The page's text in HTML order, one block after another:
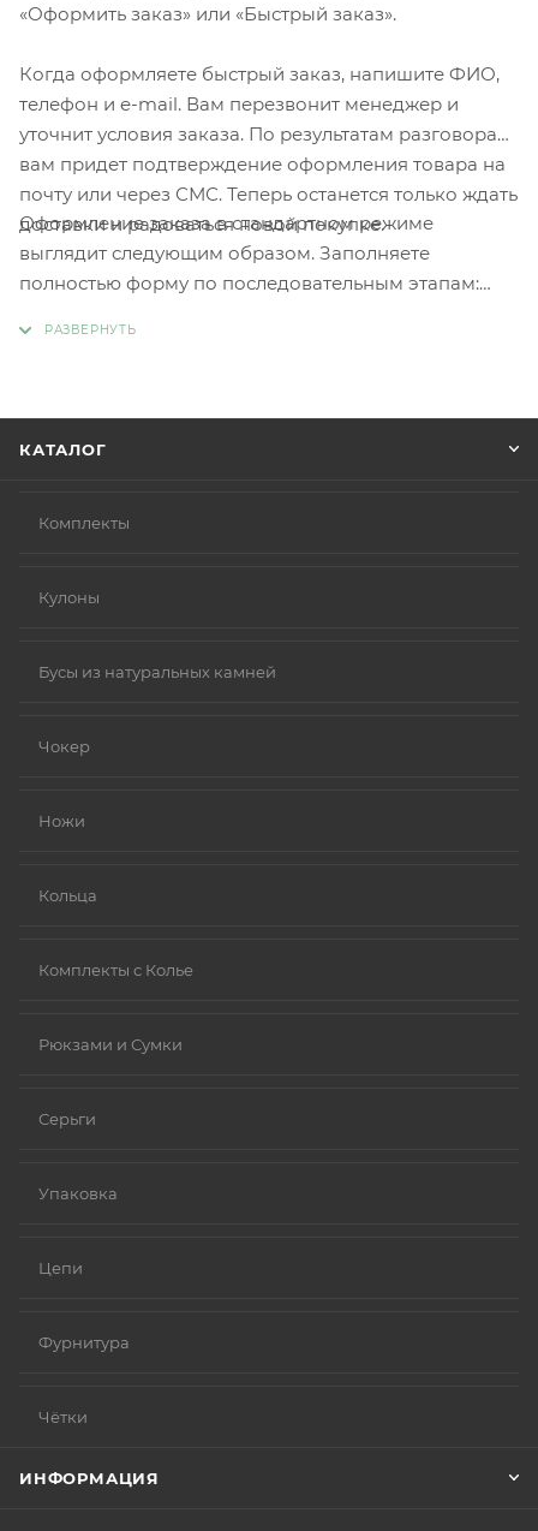
«Оформить заказ» или «Быстрый заказ».
Когда оформляете быстрый заказ, напишите ФИО,
телефон и e-mail. Вам перезвонит менеджер и
уточнит условия заказа. По результатам разговора
вам придет подтверждение оформления товара на
почту или через СМС. Теперь останется только ждать
доставки и радоваться новой покупке.
Оформление заказа в стандартном режиме
выглядит следующим образом. Заполняете
полностью форму по последовательным этапам:
КАТАЛОГ
Комплекты
Кулоны
Бусы из натуральных камней
Чокер
Ножи
Кольца
Комплекты с Колье
Рюкзами и Сумки
Серьги
Упаковка
Цепи
Фурнитура
Чётки
ИНФОРМАЦИЯ